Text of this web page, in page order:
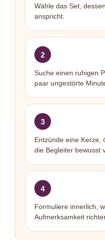
Wähle das Set,
anspricht.
2
Suche einen ruhigen
paar ungestörte
3
Entzünde eine Kerze,
die Begleiter bewusst
4
Formuliere innerlich,
Aufmerksamkeit